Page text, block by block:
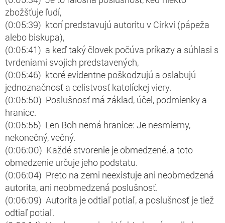
zbožšťuje ľudí,
(0:05:39) ktorí predstavujú autoritu v Cirkvi (pápeža
alebo biskupa),
(0:05:41) a keď taký človek počúva príkazy a súhlasi s
tvrdeniami svojich predstavených,
(0:05:46) ktoré evidentne poškodzujú a oslabujú
jednoznačnosť a celistvosť katolíckej viery.
(0:05:50) Poslušnosť má základ, účel, podmienky a
hranice.
(0:05:55) Len Boh nemá hranice: Je nesmierny,
nekonečný, večný.
(0:06:00) Každé stvorenie je obmedzené, a toto
obmedzenie určuje jeho podstatu.
(0:06:04) Preto na zemi neexistuje ani neobmedzená
autorita, ani neobmedzená poslušnosť.
(0:06:09) Autorita je odtiaľ potiaľ, a poslušnosť je tiež
odtiaľ potiaľ.